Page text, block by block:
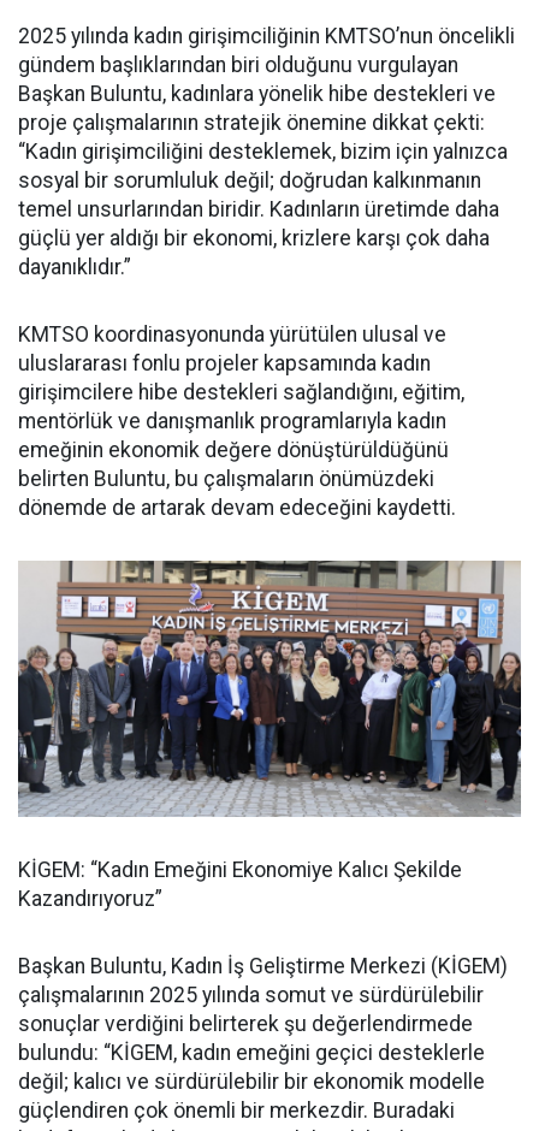
2025 yılında kadın girişimciliğinin KMTSO’nun öncelikli
gündem başlıklarından biri olduğunu vurgulayan
Başkan Buluntu, kadınlara yönelik hibe destekleri ve
proje çalışmalarının stratejik önemine dikkat çekti:
“Kadın girişimciliğini desteklemek, bizim için yalnızca
sosyal bir sorumluluk değil; doğrudan kalkınmanın
temel unsurlarından biridir. Kadınların üretimde daha
güçlü yer aldığı bir ekonomi, krizlere karşı çok daha
dayanıklıdır.”
KMTSO koordinasyonunda yürütülen ulusal ve
uluslararası fonlu projeler kapsamında kadın
girişimcilere hibe destekleri sağlandığını, eğitim,
mentörlük ve danışmanlık programlarıyla kadın
emeğinin ekonomik değere dönüştürüldüğünü
belirten Buluntu, bu çalışmaların önümüzdeki
dönemde de artarak devam edeceğini kaydetti.
KİGEM: “Kadın Emeğini Ekonomiye Kalıcı Şekilde
Kazandırıyoruz”
Başkan Buluntu, Kadın İş Geliştirme Merkezi (KİGEM)
çalışmalarının 2025 yılında somut ve sürdürülebilir
sonuçlar verdiğini belirterek şu değerlendirmede
bulundu: “KİGEM, kadın emeğini geçici desteklerle
değil; kalıcı ve sürdürülebilir bir ekonomik modelle
güçlendiren çok önemli bir merkezdir. Buradaki